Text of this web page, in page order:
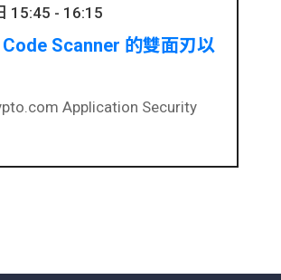
15:45 - 16:15
Scanner 的雙面刃以
Application Security